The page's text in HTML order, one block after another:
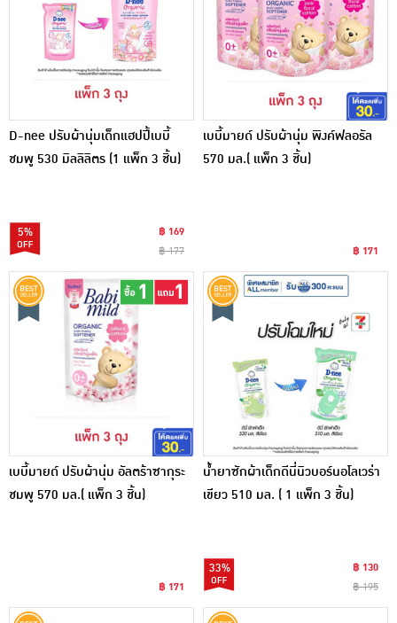
D-nee ปรับผ้านุ่มเด็กแฮปปี้เบบี้
ชมพู 530 มิลลิลิตร (1 แพ็ก 3 ชิ้น)
5%
฿ 169
฿ 177
เบบี้มายด์ ปรับผ้านุ่ม พิงค์ฟลอรัล
570 มล.( แพ็ก 3 ชิ้น)
฿ 171
เบบี้มายด์ ปรับผ้านุ่ม อัลตร้าซากุระ
ชมพู 570 มล.( แพ็ก 3 ชิ้น)
฿ 171
น้ำยาซักผ้าเด็กดีนี่นิวบอร์นอโลเวร่า
เขียว 510 มล. ( 1 แพ็ก 3 ชิ้น)
33%
฿ 130
฿ 195